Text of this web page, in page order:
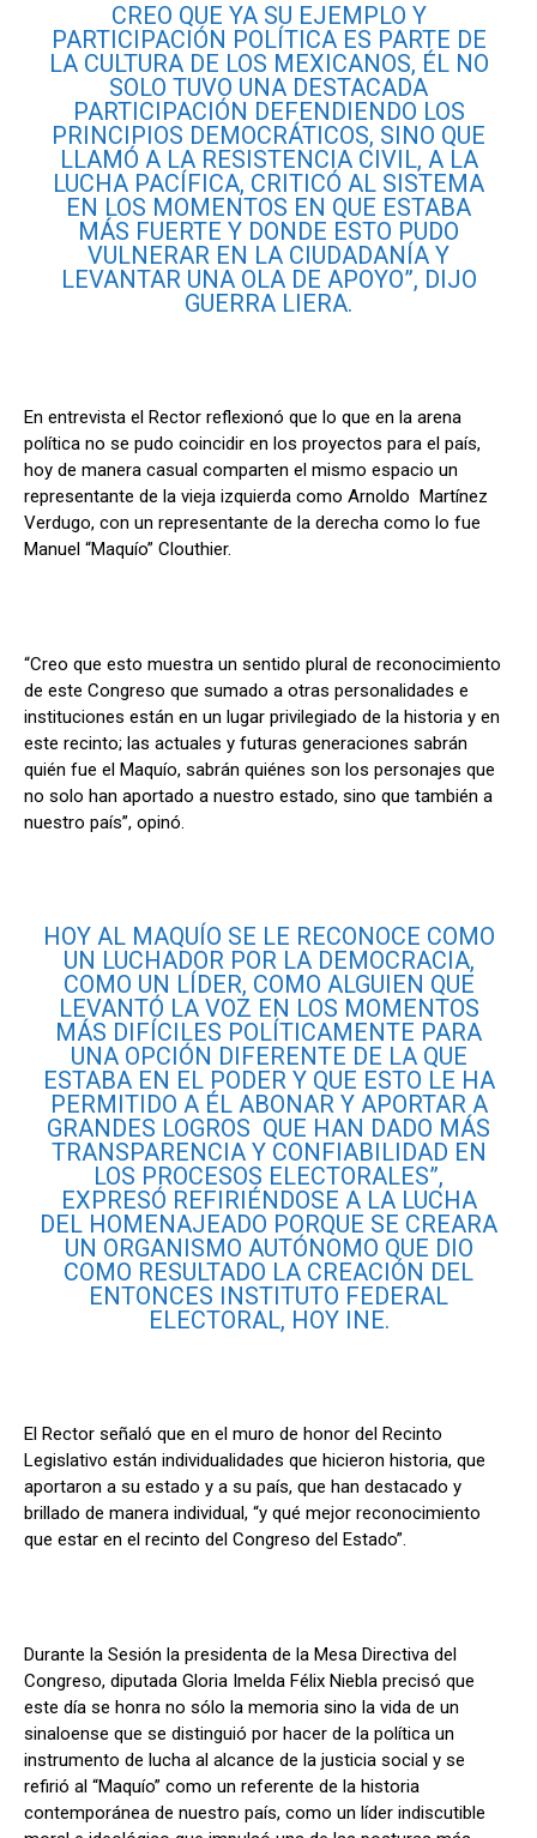
CREO QUE YA SU EJEMPLO Y
PARTICIPACIÓN POLÍTICA ES PARTE DE
LA CULTURA DE LOS MEXICANOS, ÉL NO
SOLO TUVO UNA DESTACADA
PARTICIPACIÓN DEFENDIENDO LOS
PRINCIPIOS DEMOCRÁTICOS, SINO QUE
LLAMÓ A LA RESISTENCIA CIVIL, A LA
LUCHA PACÍFICA, CRITICÓ AL SISTEMA
EN LOS MOMENTOS EN QUE ESTABA
MÁS FUERTE Y DONDE ESTO PUDO
VULNERAR EN LA CIUDADANÍA Y
LEVANTAR UNA OLA DE APOYO”, DIJO
GUERRA LIERA.
En entrevista el Rector reflexionó que lo que en la arena
política no se pudo coincidir en los proyectos para el país,
hoy de manera casual comparten el mismo espacio un
representante de la vieja izquierda como Arnoldo Martínez
Verdugo, con un representante de la derecha como lo fue
Manuel “Maquío” Clouthier.
“Creo que esto muestra un sentido plural de reconocimiento
de este Congreso que sumado a otras personalidades e
instituciones están en un lugar privilegiado de la historia y en
este recinto; las actuales y futuras generaciones sabrán
quién fue el Maquío, sabrán quiénes son los personajes que
no solo han aportado a nuestro estado, sino que también a
nuestro país”, opinó.
HOY AL MAQUÍO SE LE RECONOCE COMO
UN LUCHADOR POR LA DEMOCRACIA,
COMO UN LÍDER, COMO ALGUIEN QUE
LEVANTÓ LA VOZ EN LOS MOMENTOS
MÁS DIFÍCILES POLÍTICAMENTE PARA
UNA OPCIÓN DIFERENTE DE LA QUE
ESTABA EN EL PODER Y QUE ESTO LE HA
PERMITIDO A ÉL ABONAR Y APORTAR A
GRANDES LOGROS QUE HAN DADO MÁS
TRANSPARENCIA Y CONFIABILIDAD EN
LOS PROCESOS ELECTORALES”,
EXPRESÓ REFIRIÉNDOSE A LA LUCHA
DEL HOMENAJEADO PORQUE SE CREARA
UN ORGANISMO AUTÓNOMO QUE DIO
COMO RESULTADO LA CREACIÓN DEL
ENTONCES INSTITUTO FEDERAL
ELECTORAL, HOY INE.
El Rector señaló que en el muro de honor del Recinto
Legislativo están individualidades que hicieron historia, que
aportaron a su estado y a su país, que han destacado y
brillado de manera individual, “y qué mejor reconocimiento
que estar en el recinto del Congreso del Estado”.
Durante la Sesión la presidenta de la Mesa Directiva del
Congreso, diputada Gloria Imelda Félix Niebla precisó que
este día se honra no sólo la memoria sino la vida de un
sinaloense que se distinguió por hacer de la política un
instrumento de lucha al alcance de la justicia social y se
refirió al “Maquío” como un referente de la historia
contemporánea de nuestro país, como un líder indiscutible